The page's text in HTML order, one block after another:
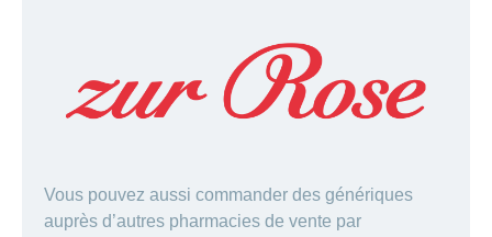
Vous pouvez aussi commander des génériques
auprès d’autres pharmacies de vente par